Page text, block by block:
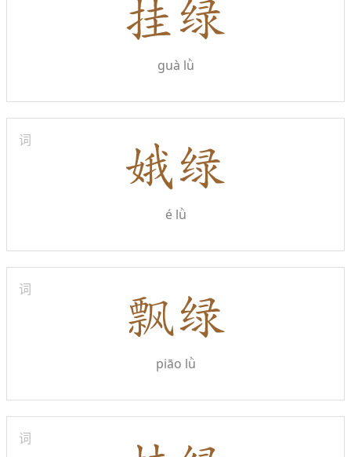
guà lǜ
词
é lǜ
词
piāo lǜ
词